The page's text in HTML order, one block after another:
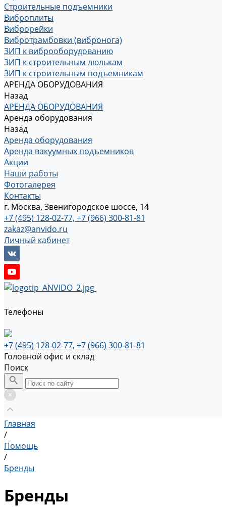
Строительные подъемники
Виброплиты
Виброрейки
Вибротрамбовки (вибронога)
ЗИП к виброоборудованию
ЗИП к строительным люлькам
ЗИП к строительным подъемникам
АРЕНДА ОБОРУДОВАНИЯ
Назад
АРЕНДА ОБОРУДОВАНИЯ
Аренда оборудования
Назад
Аренда оборудования
Аренда вакуумных подъемников
Акции
Наши работы
Фотогалерея
Контакты
г. Москва, Звенигородское шоссе, 14
+7 (495) 128-02-77, +7 (966) 300-81-81
zakaz@anvido.ru
Личный кабинет
Телефоны
+7 (495) 128-02-77, +7 (966) 300-81-81
Головной офис и склад
Поиск
Главная
/
Помощь
/
Бренды
Бренды